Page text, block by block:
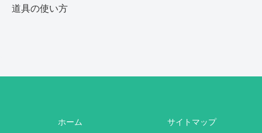
道具の使い方
ホーム
サイトマップ